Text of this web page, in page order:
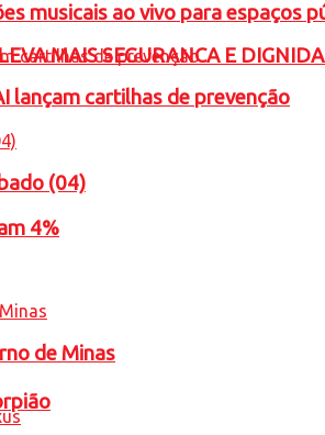
MAIS SEGURANCA E
4%
musicais ao vivo para espaços
lançam cartilhas de prevenção
(04)
de Minas